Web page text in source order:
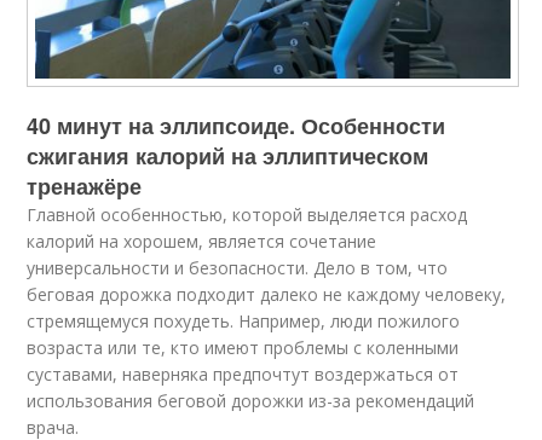
40 минут на эллипсоиде. Особенности
сжигания калорий на эллиптическом
тренажёре
Главной особенностью, которой выделяется расход
калорий на хорошем, является сочетание
универсальности и безопасности. Дело в том, что
беговая дорожка подходит далеко не каждому человеку,
стремящемуся похудеть. Например, люди пожилого
возраста или те, кто имеют проблемы с коленными
суставами, наверняка предпочтут воздержаться от
использования беговой дорожки из-за рекомендаций
врача.